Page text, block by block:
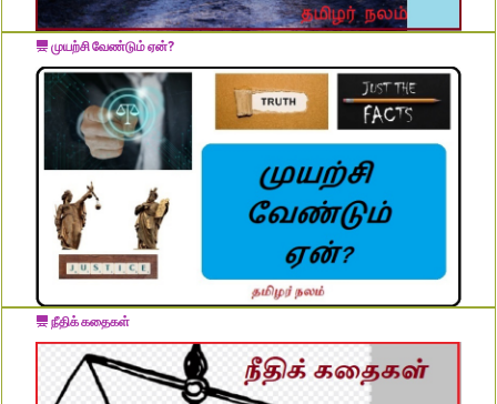
முயற்சி வேண்டும் ஏன்?
நீதிக் கதைகள்